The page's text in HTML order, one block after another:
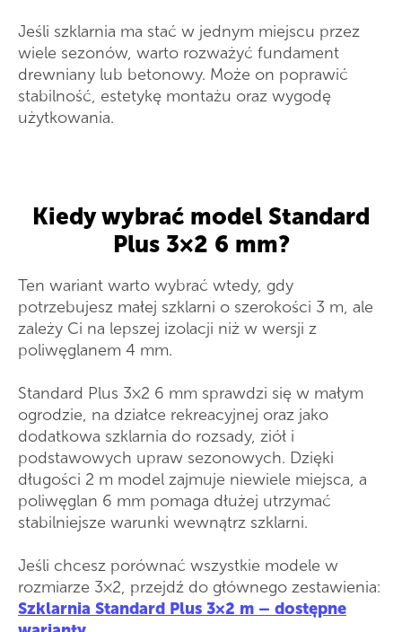
Jeśli szklarnia ma stać w jednym miejscu przez
wiele sezonów, warto rozważyć fundament
drewniany lub betonowy. Może on poprawić
stabilność, estetykę montażu oraz wygodę
użytkowania.
Kiedy wybrać model Standard
Plus 3×2 6 mm?
Ten wariant warto wybrać wtedy, gdy
potrzebujesz małej szklarni o szerokości 3 m, ale
zależy Ci na lepszej izolacji niż w wersji z
poliwęglanem 4 mm.
Standard Plus 3×2 6 mm sprawdzi się w małym
ogrodzie, na działce rekreacyjnej oraz jako
dodatkowa szklarnia do rozsady, ziół i
podstawowych upraw sezonowych. Dzięki
długości 2 m model zajmuje niewiele miejsca, a
poliwęglan 6 mm pomaga dłużej utrzymać
stabilniejsze warunki wewnątrz szklarni.
Jeśli chcesz porównać wszystkie modele w
rozmiarze 3×2, przejdź do głównego zestawienia:
Szklarnia Standard Plus 3×2 m – dostępne